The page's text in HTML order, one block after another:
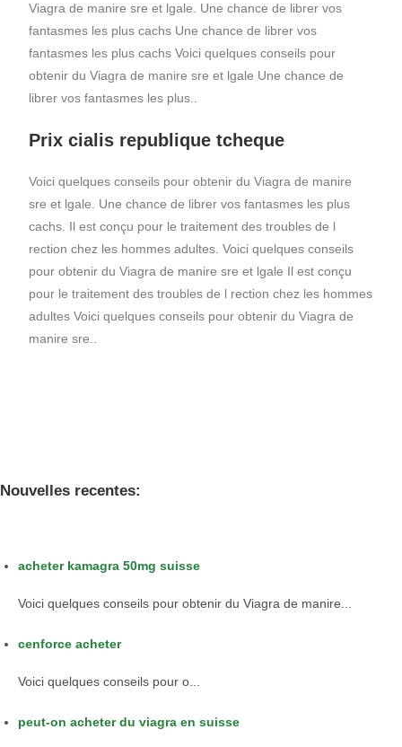
Viagra de manire sre et lgale. Une chance de librer vos
fantasmes les plus cachs Une chance de librer vos
fantasmes les plus cachs Voici quelques conseils pour
obtenir du Viagra de manire sre et lgale Une chance de
librer vos fantasmes les plus..
Prix cialis republique tcheque
Voici quelques conseils pour obtenir du Viagra de manire
sre et lgale. Une chance de librer vos fantasmes les plus
cachs. Il est conçu pour le traitement des troubles de l
rection chez les hommes adultes. Voici quelques conseils
pour obtenir du Viagra de manire sre et lgale Il est conçu
pour le traitement des troubles de l rection chez les hommes
adultes Voici quelques conseils pour obtenir du Viagra de
manire sre..
Nouvelles recentes:
acheter kamagra 50mg suisse
Voici quelques conseils pour obtenir du Viagra de manire...
cenforce acheter
Voici quelques conseils pour o...
peut-on acheter du viagra en suisse